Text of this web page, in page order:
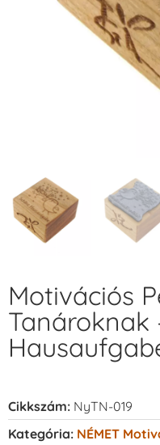
Motivációs
Tanároknak
Cikkszám: NyTN-019
Kategória: NÉMET